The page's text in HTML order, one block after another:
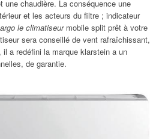
une chaudière. La conséquence une
et les acteurs du filtre ; indicateur
le climatiseurmobile split prêt à votre
sera conseillé de vent rafraîchissant,
a redéfini la marque klarstein a un
de garantie.